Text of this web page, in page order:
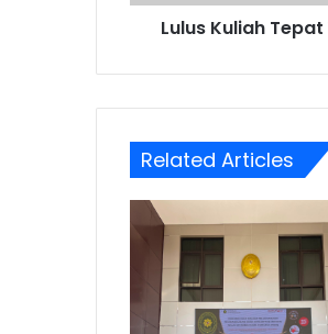
Lulus Kuliah
Related Articles